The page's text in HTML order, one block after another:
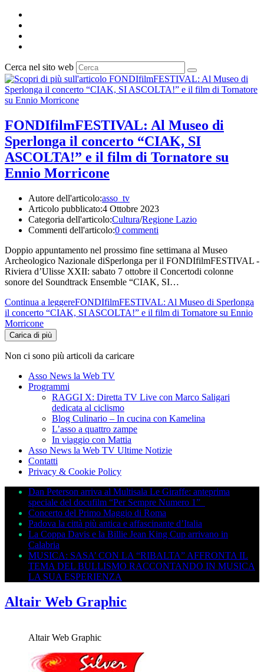
Cerca nel sito web
FONDIfilmFESTIVAL: Al Museo di
Sperlonga il concerto “CIAK, SI
ASCOLTA!” e il film di Tornatore su
Ennio Morricone
Autore dell'articolo:asso_tv
Articolo pubblicato:4 Ottobre 2023
Categoria dell'articolo:Cultura/Regione Lazio
Commenti dell'articolo:0 commenti
Doppio appuntamento nel prossimo fine settimana al Museo
Archeologico Nazionale diSperlonga per il FONDIfilmFESTIVAL -
Riviera d’Ulisse XXII: sabato 7 ottobre il Concertodi colonne
sonore del Soundtrack Ensemble “CIAK, SI…
Continua a leggereFONDIfilmFESTIVAL: Al Museo di Sperlonga
il concerto “CIAK, SI ASCOLTA!” e il film di Tornatore su Ennio
Morricone
Carica di più
Non ci sono più articoli da caricare
Asso News la Web TV
Programmi
RAGGI X: Diretta TV Live con Marco Saligari
dedicata al ciclismo
Blog Culinario – In cucina con Kamelina
L’asso a quattro zampe
In viaggio con Mattia
Asso News la Web TV Ultime Notizie
Contatti
Privacy & Cookie Policy
Dan Peterson arriva al Multisala Le Giraffe: anteprima
speciale del docufilm “Per Sempre Numero 1”
Concerto del Primo Maggio di Roma
Padova la città più antica e affascinante d’Italia
La Coppa Davis e la Billie Jean King Cup arrivano in
Calabria
MUSICA: SASA’ CON LA “RIBALTA” AFFRONTA IL
TEMA DEL BULLISMO RACCONTANDO IN MUSICA
LA SUA ESPERIENZA
Altair Web Graphic
Altair Web Graphic